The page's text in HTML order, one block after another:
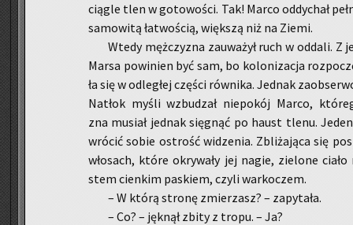
cią­gle tlen w go­to­wo­ści. Tak! Marco od­dy­chał
sa­mo­wi­tą ła­two­ścią, więk­szą niż na Ziemi.
Wtedy męż­czy­zna za­uwa­żył ruch w od­da­li. Z
Marsa po­wi­nien być sam, bo ko­lo­ni­za­cja
ła się w od­le­głej czę­ści rów­ni­ka. Jed­nak
Na­tłok myśli wzbu­dzał nie­po­kój Marco­,
zna mu­siał jed­nak się­gnąć po haust tlenu.
wró­cić sobie ostrość wi­dze­nia. Zbli­ża­ją­ca się
wło­sach, które okry­wa­ły jej nagie, zie­lo­ne
stem cien­kim pa­skiem, czyli war­ko­czem.
– W którą stro­nę zmie­rzasz? – za­py­ta­ła.
– Co? – jęk­nął zbity z tropu. – Ja?